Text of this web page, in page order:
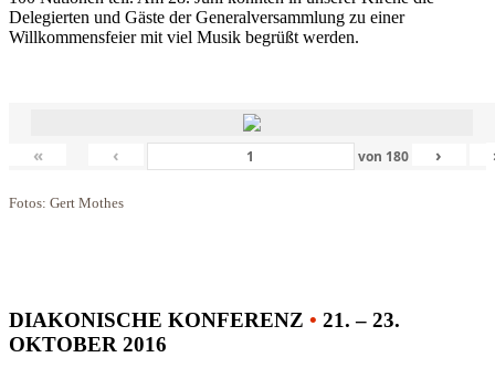
Delegierten und Gäste der Generalversammlung zu einer
Willkommensfeier mit viel Musik begrüßt werden.
« ‹ von 180 ›
Fotos: Gert Mothes
DIAKONISCHE KONFERENZ • 21. – 23.
OKTOBER 2016